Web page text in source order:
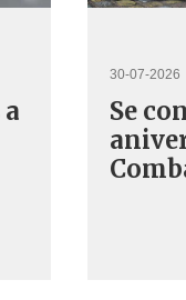
30-07-2026
Se